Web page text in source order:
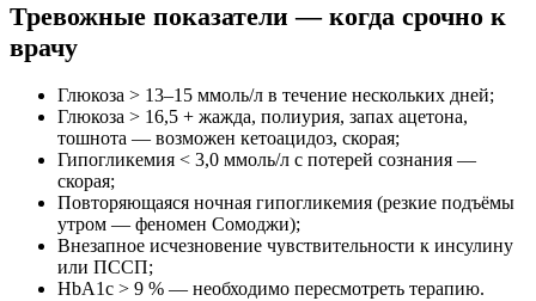
Тревожные показатели — когда срочно к
врачу
Глюкоза > 13–15 ммоль/л в течение нескольких дней;
Глюкоза > 16,5 + жажда, полиурия, запах ацетона,
тошнота — возможен кетоацидоз, скорая;
Гипогликемия < 3,0 ммоль/л с потерей сознания —
скорая;
Повторяющаяся ночная гипогликемия (резкие подъёмы
утром — феномен Сомоджи);
Внезапное исчезновение чувствительности к инсулину
или ПССП;
HbA1c > 9 % — необходимо пересмотреть терапию.